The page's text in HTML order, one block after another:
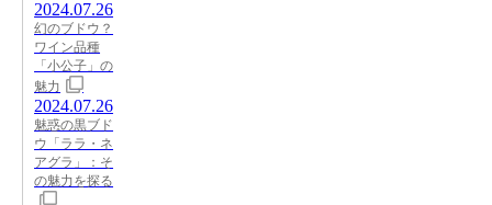
2024.07.26
幻のブドウ？
ワイン品種
「小公子」の
魅力
2024.07.26
魅惑の黒ブド
ウ「ララ・ネ
アグラ」：そ
の魅力を探る